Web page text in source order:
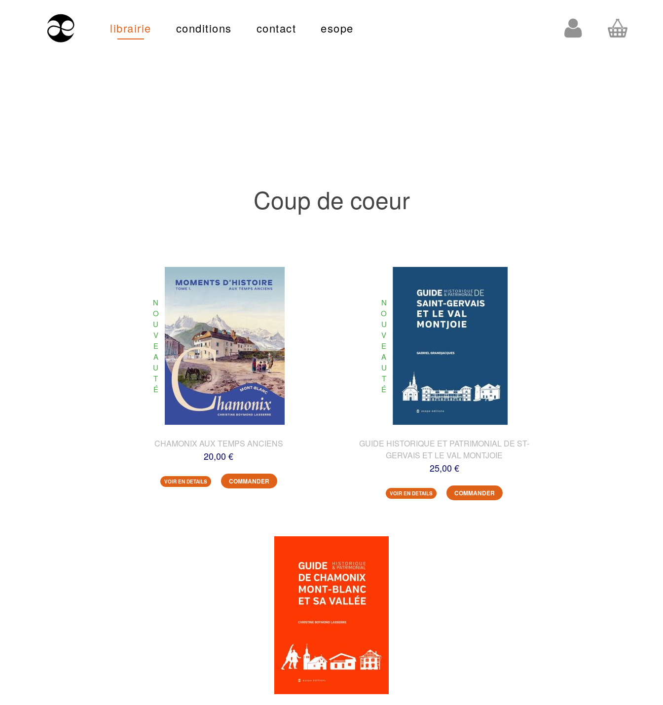
librairie conditions contact esope
Coup de coeur
N
O
U
V
E
A
U
T
É
CHAMONIX AUX TEMPS ANCIENS
20,00 €
VOIR EN DETAILS COMMANDER
N
O
U
V
E
A
U
T
É
GUIDE HISTORIQUE ET PATRIMONIAL DE ST-
GERVAIS ET LE VAL MONTJOIE
25,00 €
VOIR EN DETAILS COMMANDER